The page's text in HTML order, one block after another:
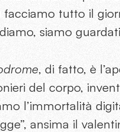
facciamo tutto il
siamo
, di fatto, è
del corpo,
l’immortalità
ansima il